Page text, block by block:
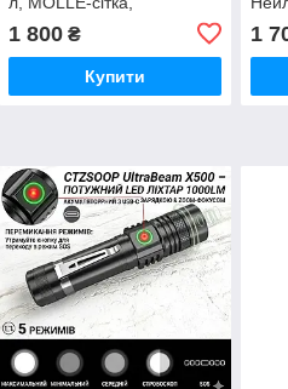
ремені
1 800₴
Купити
1